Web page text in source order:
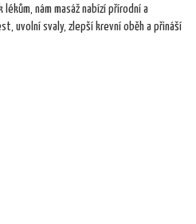
nám masáž nabízí přírodní a
uvolní svaly, zlepší krevní oběh a přináší